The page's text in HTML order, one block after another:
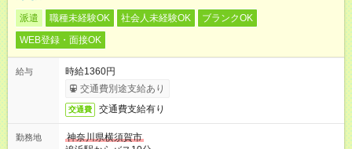
派遣 職種未経験OK 社会人未経験OK
ブランクOK
WEB登録・面接OK
給与
時給1360円
交通費別途支給あり
交通費 交通費支給有り
勤務地
神奈川県横須賀市